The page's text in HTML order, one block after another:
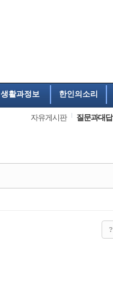
생활과정보 한인의소리
자유게시판 질문과대답
?